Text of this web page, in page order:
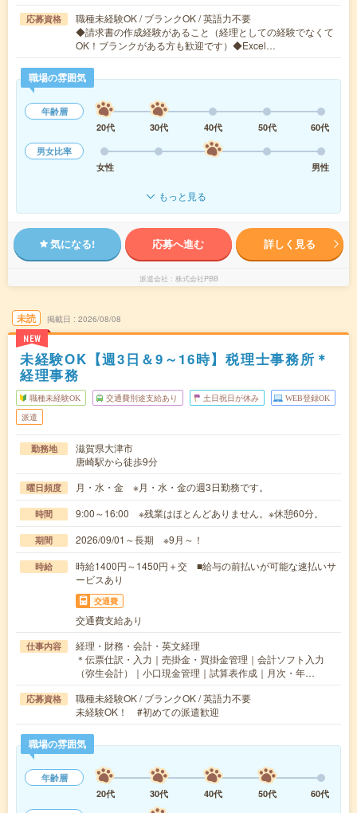
応募資格
職種未経験OK / ブランクOK / 英語力不要
◆請求書の作成経験があること（経理としての経験でなくて
OK！ブランクがある方も歓迎です）◆Excel…
職場の雰囲気
年齢層
20代
30代 40代 50代
60代
男女比率
女性
男性
もっと見る
気になる! 応募へ進む 詳しく見る
派遣会社 株式会社PBB
未読
NEW
掲載日 2026/08/08
未経験OK【週3日＆9～16時】税理士事務所＊
経理事務
職種未経験OK 交通費別途支給あり 土日祝日が休み WEB登録OK
派遣
勤務地
滋賀県大津市
唐崎駅から徒歩9分
曜日頻度 月・水・金 ※月・水・金の週3日勤務です。
時間 9:00～16:00 ※残業はほとんどありません。※休憩60分。
期間 2026/09/01～長期 ※9月～！
時給
時給1400円～1450円＋交 ■給与の前払いが可能な速払いサ
ービスあり
交通費
交通費支給あり
仕事内容
経理・財務・会計・英文経理
＊伝票仕訳・入力｜売掛金・買掛金管理｜会計ソフト入力
（弥生会計）｜小口現金管理｜試算表作成｜月次・年…
応募資格
職種未経験OK / ブランクOK / 英語力不要
未経験OK！ #初めての派遣歓迎
職場の雰囲気
年齢層
20代
30代 40代 50代
60代